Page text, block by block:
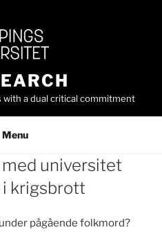
with a dual critical commitment
Menu
universitet
i krigsbrott
pågående folkmord?